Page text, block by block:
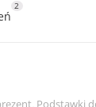
2
, Podstawki